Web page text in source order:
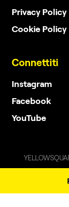
Privacy Policy
Cookie Policy
Connettiti
Instagram
Facebook
YouTube